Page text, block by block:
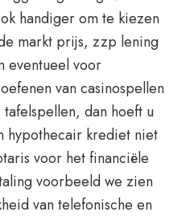
handiger om te kiezen
markt prijs, zzp lening
eventueel voor
van casinospellen
dan hoeft u
hypothecair krediet niet
voor het financiële
voorbeeld we zien
van telefonische en